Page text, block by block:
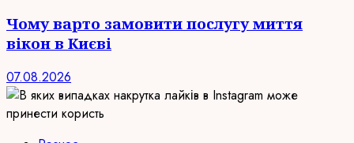
Чому варто замовити послугу миття
вікон в Києві
07.08.2026